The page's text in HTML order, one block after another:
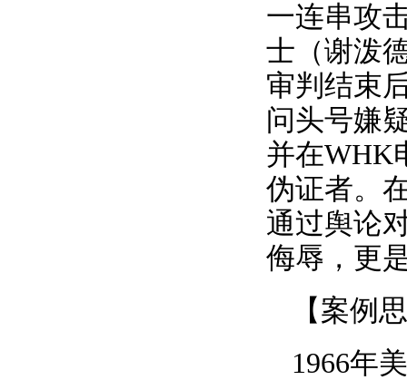
一连串攻
士（谢泼
审判结束
问头号嫌
并在WHK
伪证者。
通过舆论
侮辱，更
【案例
1966年